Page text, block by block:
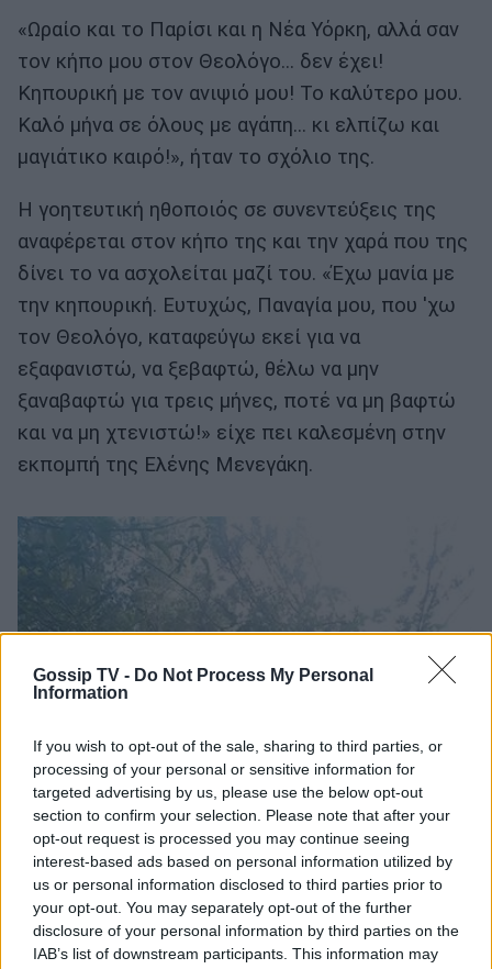
Gossip TV - Do Not Process My Personal
Information
If you wish to opt-out of the sale, sharing to third parties, or
processing of your personal or sensitive information for
targeted advertising by us, please use the below opt-out
section to confirm your selection. Please note that after your
opt-out request is processed you may continue seeing
interest-based ads based on personal information utilized by
us or personal information disclosed to third parties prior to
your opt-out. You may separately opt-out of the further
disclosure of your personal information by third parties on the
IAB’s list of downstream participants. This information may
«Ωραίο και το Παρίσι και η Νέα Υόρκη, αλλά σαν
τον κήπο μου στον Θεολόγο... δεν έχει!
Κηπουρική με τον ανιψιό μου! Το καλύτερο μου.
Καλό μήνα σε όλους με αγάπη... κι ελπίζω και
μαγιάτικο καιρό!», ήταν το σχόλιο της.
Η γοητευτική ηθοποιός σε συνεντεύξεις της
αναφέρεται στον κήπο της και την χαρά που της
δίνει το να ασχολείται μαζί του. «Έχω μανία με
την κηπουρική. Ευτυχώς, Παναγία μου, που 'χω
τον Θεολόγο, καταφεύγω εκεί για να
εξαφανιστώ, να ξεβαφτώ, θέλω να μην
ξαναβαφτώ για τρεις μήνες, ποτέ να μη βαφτώ
και να μη χτενιστώ!» είχε πει καλεσμένη στην
εκπομπή της Ελένης Μενεγάκη.